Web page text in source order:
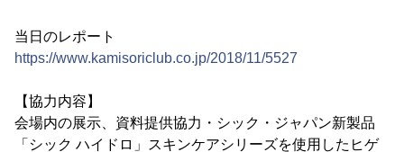
当日のレポート
https://www.kamisoriclub.co.jp/2018/11/5527
【協力内容】
会場内の展示、資料提供協力・シック・ジャパン新製品
「シック ハイドロ」スキンケアシリーズを使用したヒゲ